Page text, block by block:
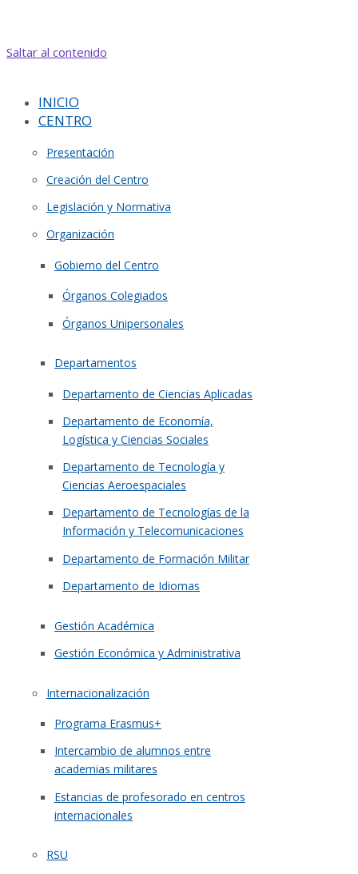
Saltar al contenido
INICIO
CENTRO
Presentación
Creación del Centro
Legislación y Normativa
Organización
Gobierno del Centro
Órganos Colegiados
Órganos Unipersonales
Departamentos
Departamento de Ciencias Aplicadas
Departamento de Economía,
Logística y Ciencias Sociales
Departamento de Tecnología y
Ciencias Aeroespaciales
Departamento de Tecnologías de la
Información y Telecomunicaciones
Departamento de Formación Militar
Departamento de Idiomas
Gestión Académica
Gestión Económica y Administrativa
Internacionalización
Programa Erasmus+
Intercambio de alumnos entre
academias militares
Estancias de profesorado en centros
internacionales
RSU